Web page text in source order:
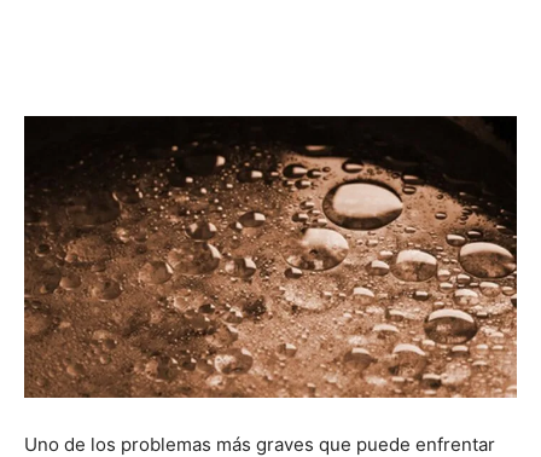
Uno de los problemas más graves que puede enfrentar